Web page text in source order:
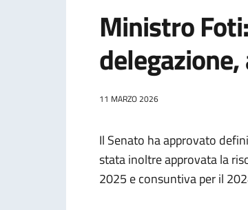
Ministro
11 MARZO 2026
Il Senato ha approvato
stata inoltre approvata la
2025 e consuntiva per il